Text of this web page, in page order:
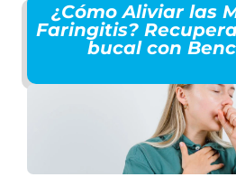
¿Cómo Aliviar las
Faringitis?
bucal con